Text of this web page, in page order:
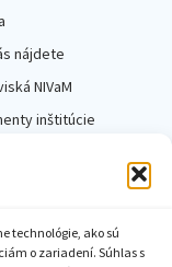
technológie, ako sú
o zariadení. Súhlas s
nájdete
NIVaM
inštitúcie